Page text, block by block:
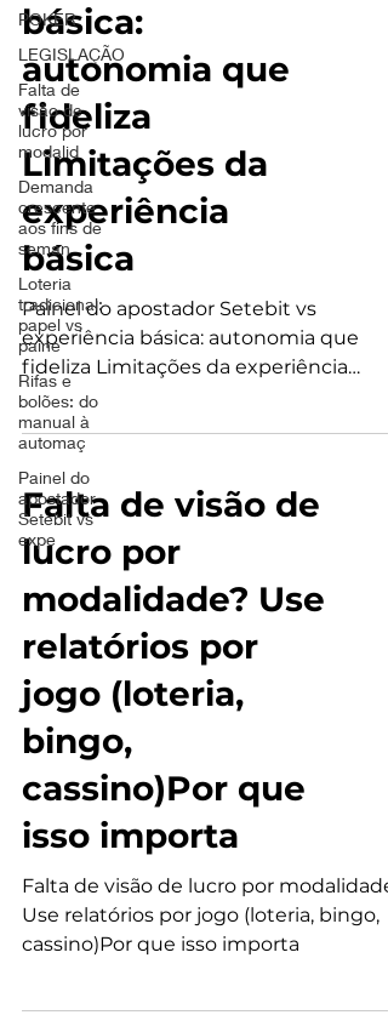
POKER
LEGISLAÇÃO
Falta de
visão de
lucro por
modalid
Demanda
crescente
aos fins de
seman
Loteria
tradicional:
papel vs
paine
Rifas e
bolões: do
manual à
automaç
Painel do
apostador
Setebit vs
expe
básica:
autonomia que
fideliza
Limitações da
experiência
básica
Painel do apostador Setebit vs
experiência básica: autonomia que
fideliza Limitações da experiência
básica Informações fragmentadas e
dependência do balcão para consultar
saldo, histórico e prêmios — isso gera
filas e tickets. O que o Painel do
Apostador melhora Tudo em um lugar:
saldo, histórico, depósitos, bônus e
resultados. Mobile-first: consulta fora do
ponto de venda. Transparência: menos
dúvidas e contestações. Recompra:
estímulo natural com visão clara
Falta de visão de
lucro por
modalidade? Use
relatórios por
jogo (loteria,
bingo,
cassino)Por que
isso importa
Falta de visão de lucro por
Use relatórios por jogo (loteria, bingo,
cassino)Por que isso importa